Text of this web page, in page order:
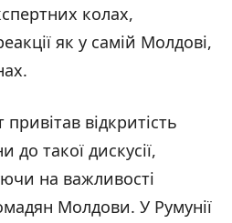
колах,
як у самій Молдові,
відкритість
до такої дискусії,
на важливості
Молдови. У Румунії